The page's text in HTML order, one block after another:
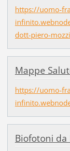
https://uomo-
dott-piero-
Mappe
https://uomo-
Biofotoni da